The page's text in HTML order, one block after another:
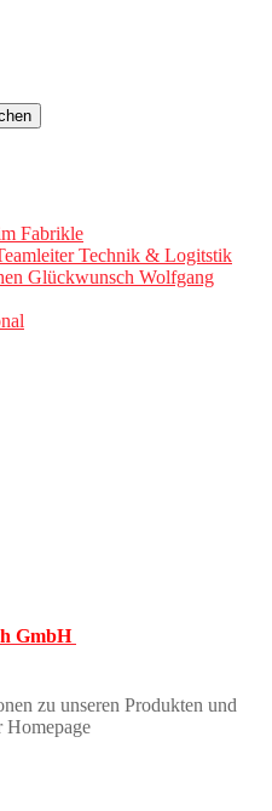
Fabrikle
Technik & Logitstik
Glückwunsch Wolfgang
GmbH
zu unseren Produkten und
Homepage